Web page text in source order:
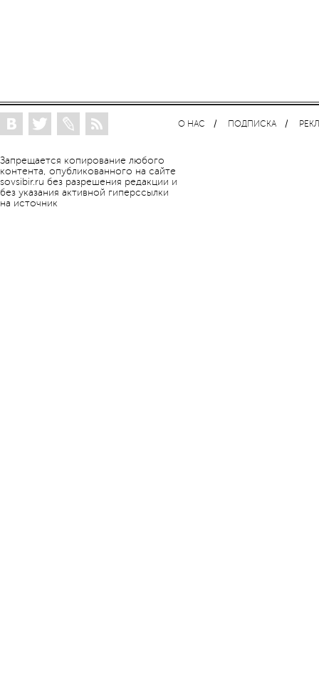
Запрещается копирование любого
контента, опубликованного на сайте
sovsibir.ru без разрешения редакции и
без указания активной гиперссылки
на источник
О НАС ПОДПИСКА